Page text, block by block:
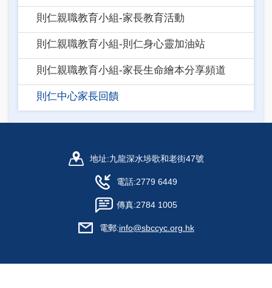
則仁親職教育小組-家長教育活動
則仁親職教育小組-則仁身心靈加油站
則仁親職教育小組-家長生命繪本分享頻道
則仁中心家長回饋
地址:九龍深水埗歌和老街47號
電話:2779 6449
傳真:2784 1005
電郵:info@sbccyc.org.hk